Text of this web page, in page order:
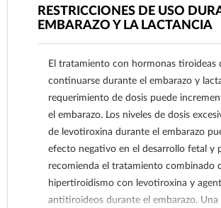
La terapia combinada de levotiroxina y
antitiroideo para hipertiroidismo no
Reporte las sospechas de reacción
farmacovigilancia@cofepris.gob.mx
RESTRICCIONES DE USO
EMBARAZO Y LA LACTANCIA
El tratamiento con hormonas tiroideas
continuarse durante el embarazo y
requerimiento de dosis puede
el embarazo. Los niveles de dosis
de levotiroxina durante el embarazo
efecto negativo en el desarrollo fetal y
recomienda el tratamiento combinado
hipertiroidismo con levotiroxina y
antitiroideos durante el embarazo. Una